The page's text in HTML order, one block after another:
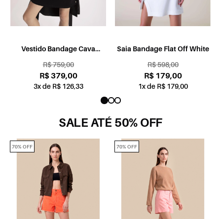
Vestido Bandage Cava
R$ 759,00
R$ 379,00
3x de R$ 126,33
Saia Bandage Flat Off White
R$ 598,00
R$ 179,00
1x de R$ 179,00
SALE ATÉ 50% OFF
70% OFF 70% OFF